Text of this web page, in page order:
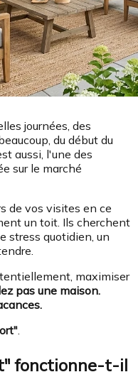
journées, des
du début du
aussi, l'une des
sur le marché
de vos visites en ce
un toit. Ils cherchent
stress quotidien, un
maximiser
pas une maison.
.
fonctionne-t-il